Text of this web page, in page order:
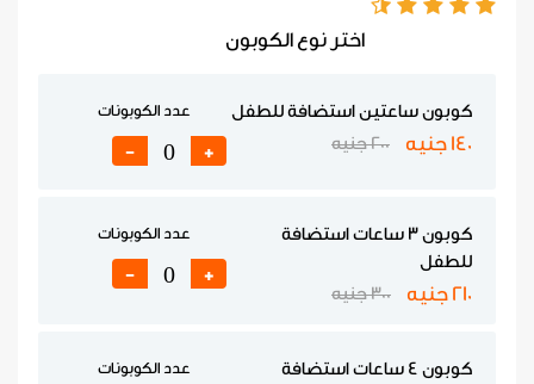
اختر نوع الكوبون
كوبون ساعتين استضافة للطفل
140 جنيه 200 جنيه
عدد الكوبونات
+
-
كوبون 3 ساعات استضافة
للطفل
210 جنيه 300 جنيه
عدد الكوبونات
+
-
كوبون 4 ساعات استضافة
عدد الكوبونات